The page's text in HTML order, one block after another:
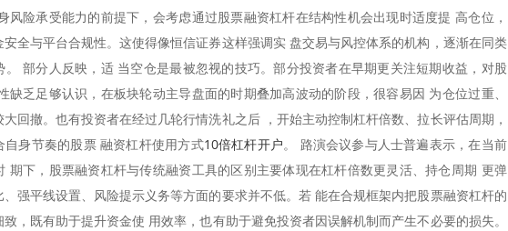
风险承受能力的前提下，会考虑通过股票融资杠杆在结构性机会出现时适度提 高仓位，
全与平台合规性。这使得像恒信证券这样强调实 盘交易与风控体系的机构，逐渐在同类
。 部分人反映，适 当空仓是最被忽视的技巧。部分投资者在早期更关注短期收益，对股
缺乏足够认识，在板块轮动主导盘面的时期叠加高波动的阶段，很容易因 为仓位过重、
回撤。也有投资者在经过几轮行情洗礼之后 ，开始主动控制杠杆倍数、拉长评估周期，
自身节奏的股票 融资杠杆使用方式10倍杠杆开户。 路演会议参与人士普遍表示，在当前
期下，股票融资杠杆与传统融资工具的区别主要体现在杠杆倍数更灵活、持仓周期 更弹
强平线设置、风险提示义务等方面的要求并不低。若 能在合规框架内把股票融资杠杆的
，既有助于提升资金使 用效率，也有助于避免投资者因误解机制而产生不必要的损失。